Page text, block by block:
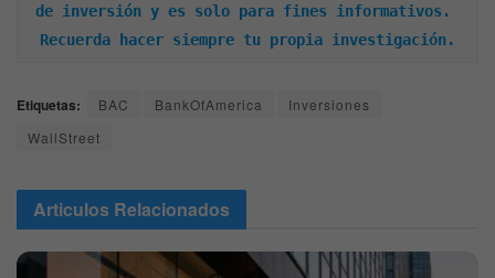
de inversión y es solo para fines informativos.
Recuerda hacer siempre tu propia investigación.
Etiquetas: BAC BankOfAmerica
Inversiones
WallStreet
Articulos Relacionados